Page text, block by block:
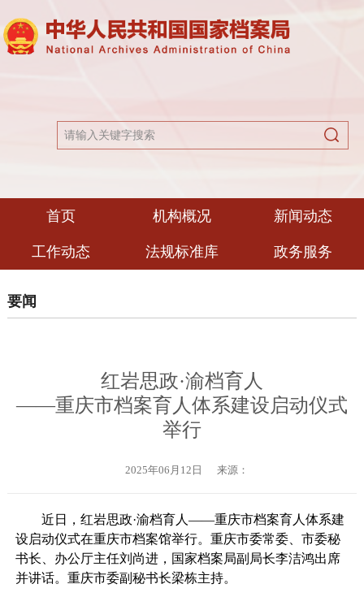
首页 机构概况 新闻动态
工作动态 法规标准库 政务服务
要闻
红岩思政·渝档育人
——重庆市档案育人体系建设启动仪式
举行
2025年06月12日 来源：
近日，红岩思政·渝档育人——重庆市档案育人体系建
设启动仪式在重庆市档案馆举行。重庆市委常委、市委秘
书长、办公厅主任刘尚进，国家档案局副局长李洁鸿出席
并讲话。重庆市委副秘书长梁栋主持。